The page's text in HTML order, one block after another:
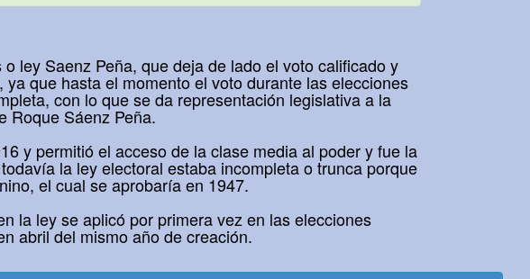
ley Saenz Peña, que deja de lado el voto calificado y
que hasta el momento el voto durante las elecciones
con lo que se da representación legislativa a la
Roque Sáenz Peña.
y permitió el acceso de la clase media al poder y fue la
la ley electoral estaba incompleta o trunca porque
el cual se aprobaría en 1947.
la ley se aplicó por primera vez en las elecciones
abril del mismo año de creación.